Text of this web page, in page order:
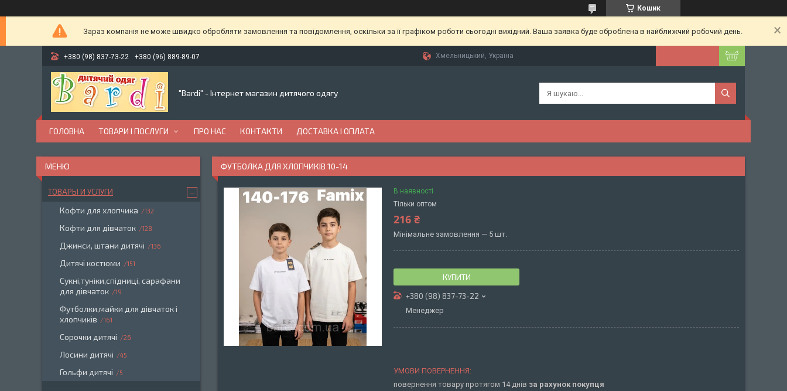
Кошик
Зараз компанія не може швидко обробляти замовлення та повідомлення, оскільки за її графіком роботи сьогодні вихідний. Ваша заявка буде оброблена в найближчий робочий день.
+380 (98) 837-73-22 +380 (96) 889-89-07 Хмельницький, Україна
"Bardi" - Інтернет магазин дитячого одягу
ГОЛОВНА ТОВАРИ І ПОСЛУГИ ПРО НАС КОНТАКТИ ДОСТАВКА І ОПЛАТА
ФУТБОЛКА ДЛЯ ХЛОПЧИКІВ 10-14
В наявності
Тільки оптом
216 ₴
Мінімальне замовлення — 5 шт.
КУПИТИ
+380 (98) 837-73-22
Менеджер
повернення товару протягом 14 днів за рахунок покупця
ТОВАРЫ И УСЛУГИ
Кофти для хлопчика 132
Кофти для дівчаток 128
Джинси, штани дитячі 136
Дитячі костюми 151
Сукні,туніки,спідниці, сарафани
для дівчаток
19
Футболки,майки для дівчаток і
хлопчиків
161
Сорочки дитячі 26
Лосини дитячі 45
Гольфи дитячі 5